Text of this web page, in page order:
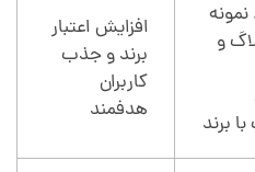
و
برند
افزایش اعتبار
برند و جذب
کاربران
هدفمند